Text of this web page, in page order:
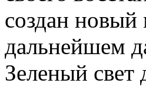
создан
дальнейшем
Зеленый свет